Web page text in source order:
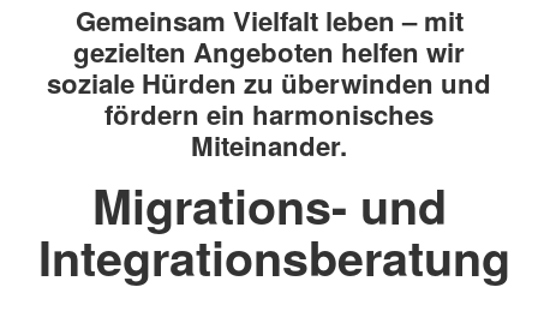
Gemeinsam Vielfalt leben – mit
gezielten Angeboten helfen wir
soziale Hürden zu überwinden und
fördern ein harmonisches
Miteinander.
Migrations- und
Integrationsberatung